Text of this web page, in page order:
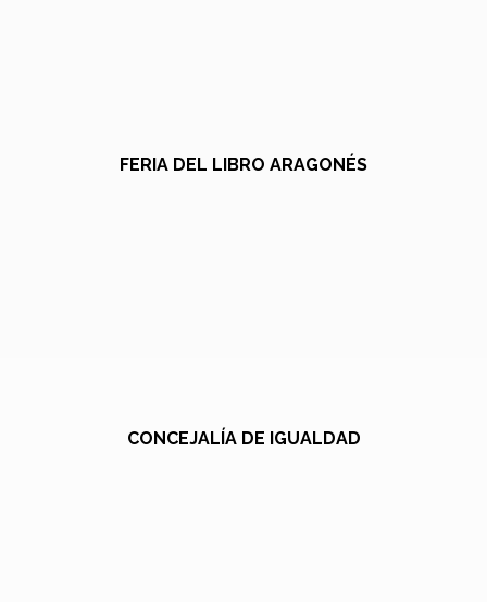
FERIA DEL LIBRO ARAGONÉS
CONCEJALÍA DE IGUALDAD